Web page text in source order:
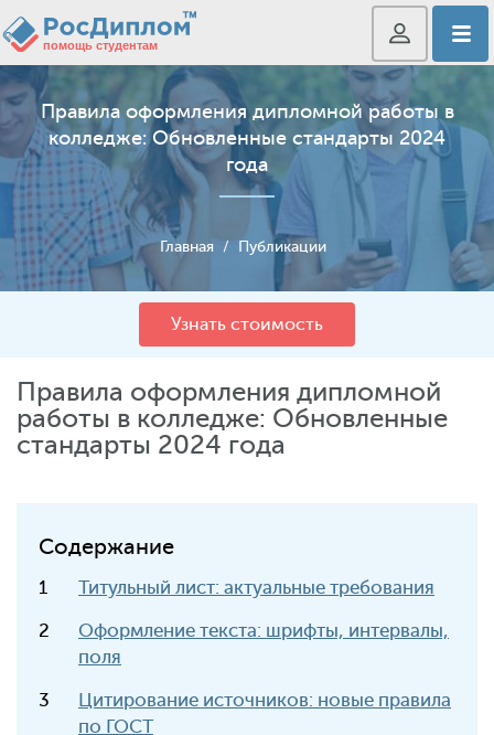
Правила оформления дипломной работы в
колледже: Обновленные стандарты 2024
года
Главная / Публикации
Узнать стоимость
Правила оформления дипломной
работы в колледже: Обновленные
стандарты 2024 года
Содержание
Титульный лист: актуальные требования
Оформление текста: шрифты, интервалы,
поля
Цитирование источников: новые правила
по ГОСТ